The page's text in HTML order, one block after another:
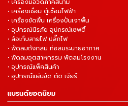
• เครื่องมือวัดภาคสนาม
• เครื่องเชื่อม ตู้เชื่อมไฟฟ้า
• เครื่องขัดพื้น เครื่องปั่นเงาพื้น
• อุปกรณ์นิรภัย อุปกรณ์เซฟตี้
• ล้อเก็บสายไฟ ปลั๊กไฟ
• พัดลมถังกลม ท่อลมระบายอากาศ
• พัดลมอุตสาหกรรม พัดลมโรงงาน
• อุปกรณ์แพ็คสินค้า
• อุปกรณ์แผ่นขัด ตัด เจียร์
แบรนด์ยอดนิยม